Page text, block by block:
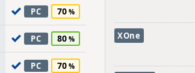
PC 70
PC 80
PC 70
XOne